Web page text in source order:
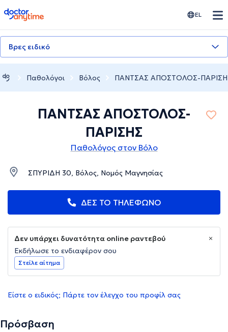
doctoranytime EL
Βρες ειδικό
Παθολόγοι Βόλος ΠΑΝΤΣΑΣ ΑΠΟΣΤΟΛΟΣ-
ΠΑΝΤΣΑΣ ΑΠΟΣΤΟΛΟΣ-
ΠΑΡΙΣΗΣ
Παθολόγος στον Βόλο
ΣΠΥΡΙΔΗ 30, Βόλος, Νομός Μαγνησίας
ΔΕΣ ΤΟ ΤΗΛΕΦΩΝΟ
Δεν υπάρχει δυνατότητα online ραντεβού
Εκδήλωσε το ενδιαφέρον σου
Στείλε αίτημα
Είστε ο ειδικός; Πάρτε τον έλεγχο του προφίλ σας
Πρόσβαση